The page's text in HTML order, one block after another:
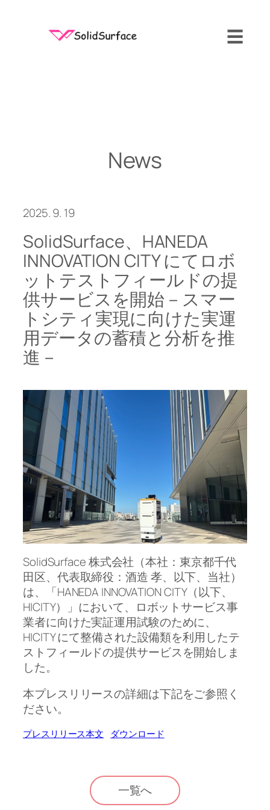
☰
News
2025. 9. 19
SolidSurface、HANEDA
INNOVATION CITY にてロボ
ットテストフィールドの提
供サービスを開始－スマー
トシティ実現に向けた実運
用データの蓄積と分析を推
進－
SolidSurface 株式会社（本社：東京都千代
田区、代表取締役：酒造 孝、以下、当社）
は、「HANEDA INNOVATION CITY（以下、
HICITY）」において、ロボットサービス事
業者に向けた実証運用試験のために、
HICITY にて整備された設備類を利用したテ
ストフィールドの提供サービスを開始しま
した。
本プレスリリースの詳細は下記をご参照く
ださい。
プレスリリース本文 ダウンロード
一覧へ